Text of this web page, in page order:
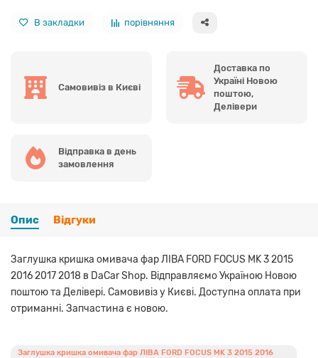
В закладки порівняння
Самовивіз в Києві
Доставка по
Україні Новою
поштою,
Делівери
Відправка в день
замовлення
Опис Відгуки
Заглушка кришка омивача фар ЛІВА FORD FOCUS MK 3 2015
2016 2017 2018 в DaCar Shop. Відправляємо Україною Новою
поштою та Делівері. Самовивіз у Києві. Доступна оплата при
отриманні. Запчастина є новою.
Заглушка кришка омивача фар ЛІВА FORD FOCUS MK 3 2015 2016